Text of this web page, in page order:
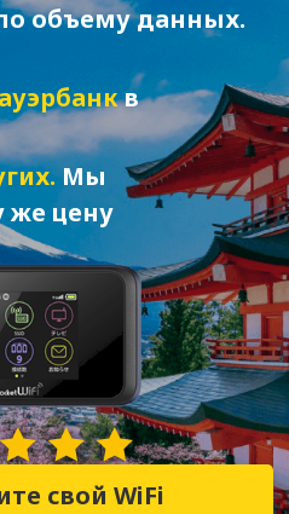
объему данных.
в
Мы
же цену
Отзывы
свой WiFi